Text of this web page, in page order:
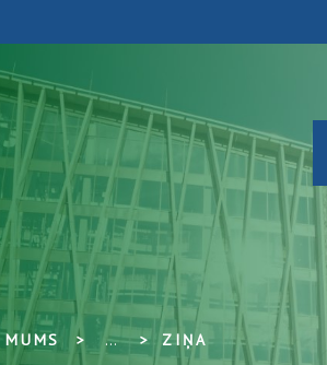
MUMS ... ZIŅA